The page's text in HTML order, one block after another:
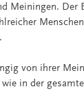
Meiningen. Der
von ihrer
in der